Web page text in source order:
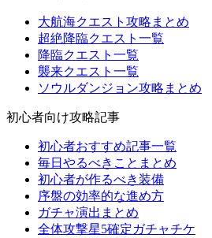
大航海クエスト攻略まとめ
超絶降臨クエスト一覧
降臨クエスト一覧
襲来クエスト一覧
ソウルダンジョン攻略まとめ
初心者向け攻略記事
初心者おすすめ記事一覧
毎日やるべきことまとめ
初心者が作るべき装備
序盤の効率的な進め方
ガチャ演出まとめ
全体攻撃星5確定ガチャチケ